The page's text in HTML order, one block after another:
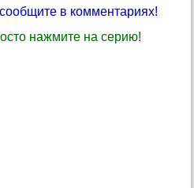
в комментариях!
нажмите на серию!